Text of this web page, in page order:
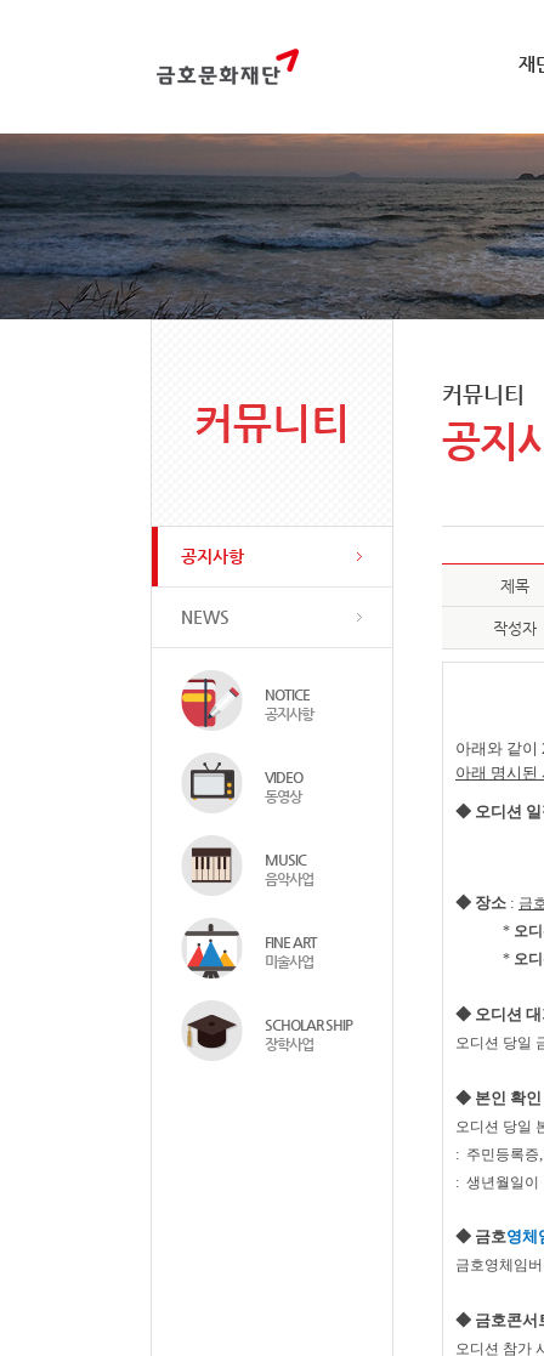
재
커뮤니티
공지사항
NEWS
NOTICE
공지사항
VIDEO
동영상
MUSIC
음악사업
FINE ART
미술사업
SCHOLAR SHIP
장학사업
커뮤니티
공지
제목
작성자
아래와 같이
아래 명시
◆ 오디션 일
◆ 장소 : 금
* 오
* 오
◆ 오디션 대
오디션 당일
◆ 본인 확
오디션 당일
: 주민등록증
: 생년월일이
◆ 금호영체
금호영체임
◆ 금호콘서
오디션 참가